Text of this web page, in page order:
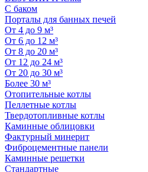
С баком
Порталы для банных печей
От 4 до 9 м³
От 6 до 12 м³
От 8 до 20 м³
От 12 до 24 м³
От 20 до 30 м³
Более 30 м³
Отопительные котлы
Пеллетные котлы
Твердотопливные котлы
Каминные облицовки
Фактурный минерит
Фиброцементные панели
Каминные решетки
Стандартные